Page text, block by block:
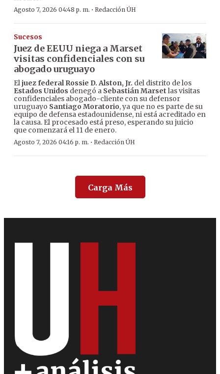
Agosto 7, 2026 04:48 p. m. · Redacción ÚH
Sucesos
Juez de EEUU niega a Marset
visitas confidenciales con su
abogado uruguayo
Eljuez federal Rossie D. Alston, Jr. del distrito de los
Estados Unidos denegó a Sebastián Marset las visitas
confidenciales abogado-cliente con su defensor
uruguayo Santiago Moratorio, ya que no es parte de su
equipo de defensa estadounidense, ni está acreditado en
la causa. El procesado está preso, esperando su juicio
que comenzará el 11 de enero.
Agosto 7, 2026 04:16 p. m. · Redacción ÚH
Carga Más